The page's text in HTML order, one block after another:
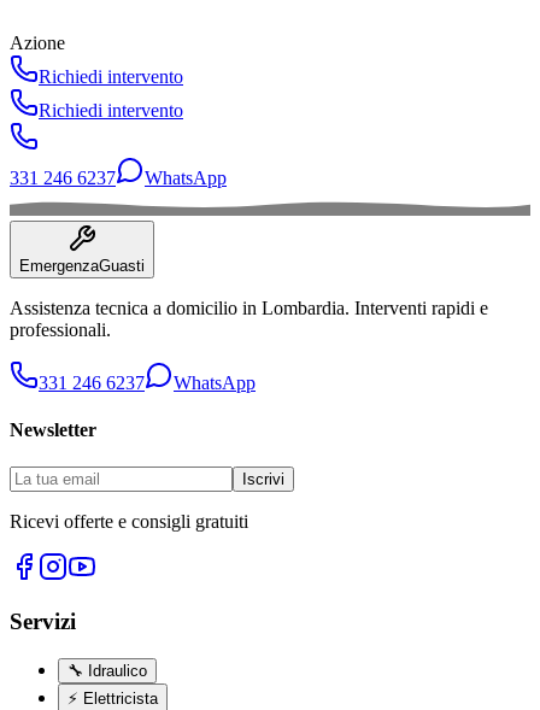
Idraulico
ISO 9001
Cert. Idraulico
Elettricista
Azione
Richiedi intervento
Richiedi intervento
331 246 6237 WhatsApp
EmergenzaGuasti
Assistenza tecnica a domicilio in Lombardia. Interventi rapidi e
professionali.
331 246 6237 WhatsApp
Newsletter
Iscrivi
Ricevi offerte e consigli gratuiti
Servizi
🔧 Idraulico
⚡ Elettricista